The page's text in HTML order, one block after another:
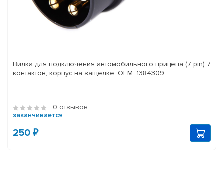
Вилка для подключения автомобильного прицепа (7 pin) 7
контактов, корпус на защелке. OEM: 1384309
0 отзывов
заканчивается
250 ₽